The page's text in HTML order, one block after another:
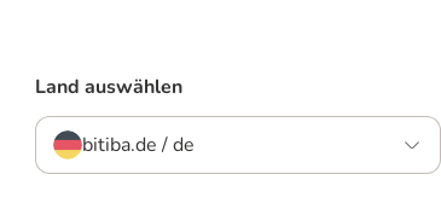
Land auswählen
bitiba.de / de